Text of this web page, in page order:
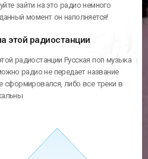
зайти на это радио немного
момент он наполняется!
этой радиостанции
радиостанции Русская поп музыка
радио не передает название
сформировался, либо все треки в